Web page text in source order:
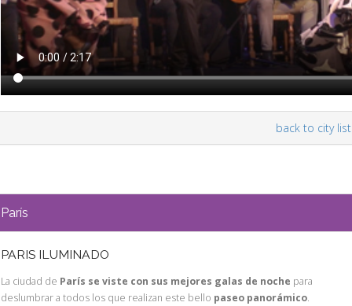
back to city list
París
PARIS ILUMINADO
La ciudad de París se viste con sus mejores galas de noche para
deslumbrar a todos los que realizan este bello paseo panorámico.